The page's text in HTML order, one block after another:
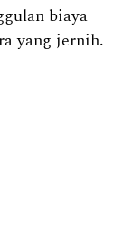
biaya
yang jernih.